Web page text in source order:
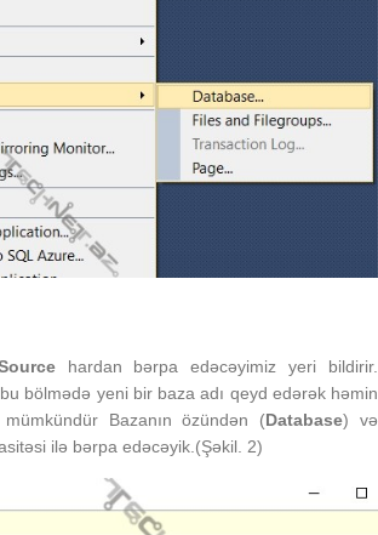
hardan bərpa edəcəyimiz yeri bildirir.
bölmədə yeni bir baza adı qeyd edərək həmin
Bazanın özündən (Database) və
ilə bərpa edəcəyik.(Şəkil. 2)